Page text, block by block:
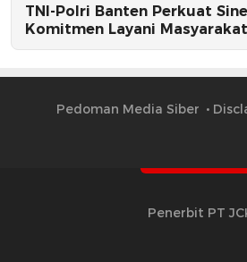
TNI-Polri Banten Perkuat
Komitmen Layani Masyarakat
Pedoman Media Siber
Penerbit PT